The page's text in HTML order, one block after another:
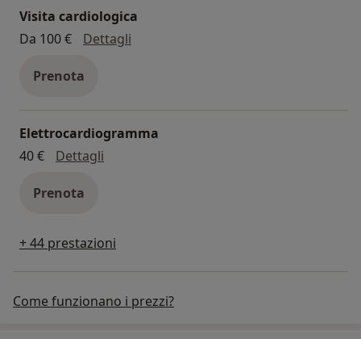
Visita cardiologica
Da 100 €
Dettagli
Prenota
Elettrocardiogramma
40 €
Dettagli
Prenota
+ 44 prestazioni
Come funzionano i prezzi?